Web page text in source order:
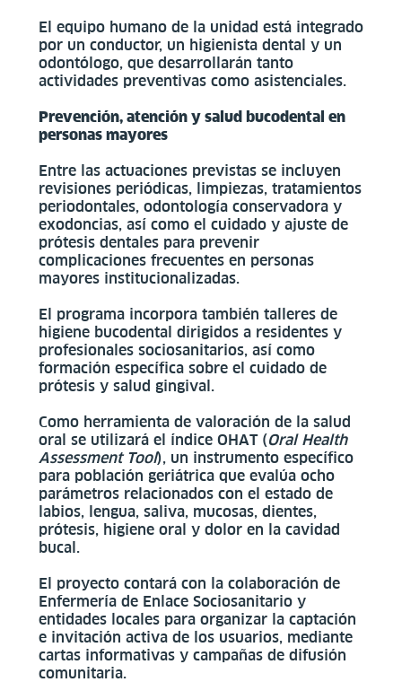
El equipo humano de la unidad está integrado
por un conductor, un higienista dental y un
odontólogo, que desarrollarán tanto
actividades preventivas como asistenciales.
Prevención, atención y salud bucodental en
personas mayores
Entre las actuaciones previstas se incluyen
revisiones periódicas, limpiezas, tratamientos
periodontales, odontología conservadora y
exodoncias, así como el cuidado y ajuste de
prótesis dentales para prevenir
complicaciones frecuentes en personas
mayores institucionalizadas.
El programa incorpora también talleres de
higiene bucodental dirigidos a residentes y
profesionales sociosanitarios, así como
formación específica sobre el cuidado de
prótesis y salud gingival.
Como herramienta de valoración de la salud
oral se utilizará el índice OHAT (Oral Health
Assessment Tool), un instrumento específico
para población geriátrica que evalúa ocho
parámetros relacionados con el estado de
labios, lengua, saliva, mucosas, dientes,
prótesis, higiene oral y dolor en la cavidad
bucal.
El proyecto contará con la colaboración de
Enfermería de Enlace Sociosanitario y
entidades locales para organizar la captación
e invitación activa de los usuarios, mediante
cartas informativas y campañas de difusión
comunitaria.